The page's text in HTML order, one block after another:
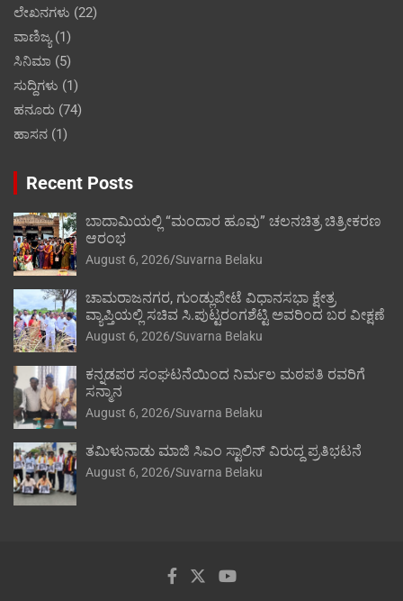
ಲೇಖನಗಳು (22)
ವಾಣಿಜ್ಯ(1)
ಸಿನಿಮಾ (5)
ಸುದ್ದಿಗಳು (1)
ಹನೂರು (74)
ಹಾಸನ (1)
Recent Posts
ಬಾದಾಮಿಯಲ್ಲಿ “ಮಂದಾರ ಹೂವು” ಚಲನಚಿತ್ರ ಚಿತ್ರೀಕರಣ
ಆರಂಭ
August 6, 2026 Suvarna Belaku
ಚಾಮರಾಜನಗರ, ಗುಂಡ್ಲುಪೇಟೆ ವಿಧಾನಸಭಾ ಕ್ಷೇತ್ರ
ವ್ಯಾಪ್ತಿಯಲ್ಲಿ ಸಚಿವ ಸಿ.ಪುಟ್ಟರಂಗಶೆಟ್ಟಿ ಅವರಿಂದ ಬರ ವೀಕ್ಷಣೆ
August 6, 2026 Suvarna Belaku
ಕನ್ನಡಪರ ಸಂಘಟನೆಯಿಂದ ನಿರ್ಮಲ ಮಠಪತಿ ರವರಿಗೆ
ಸನ್ಮಾನ
August 6, 2026 Suvarna Belaku
ತಮಿಳುನಾಡು ಮಾಜಿ ಸಿಎಂ ಸ್ಟಾಲಿನ್ ವಿರುದ್ದ ಪ್ರತಿಭಟನೆ
August 6, 2026 Suvarna Belaku